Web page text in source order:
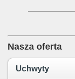
Nasza oferta
Uchwyty